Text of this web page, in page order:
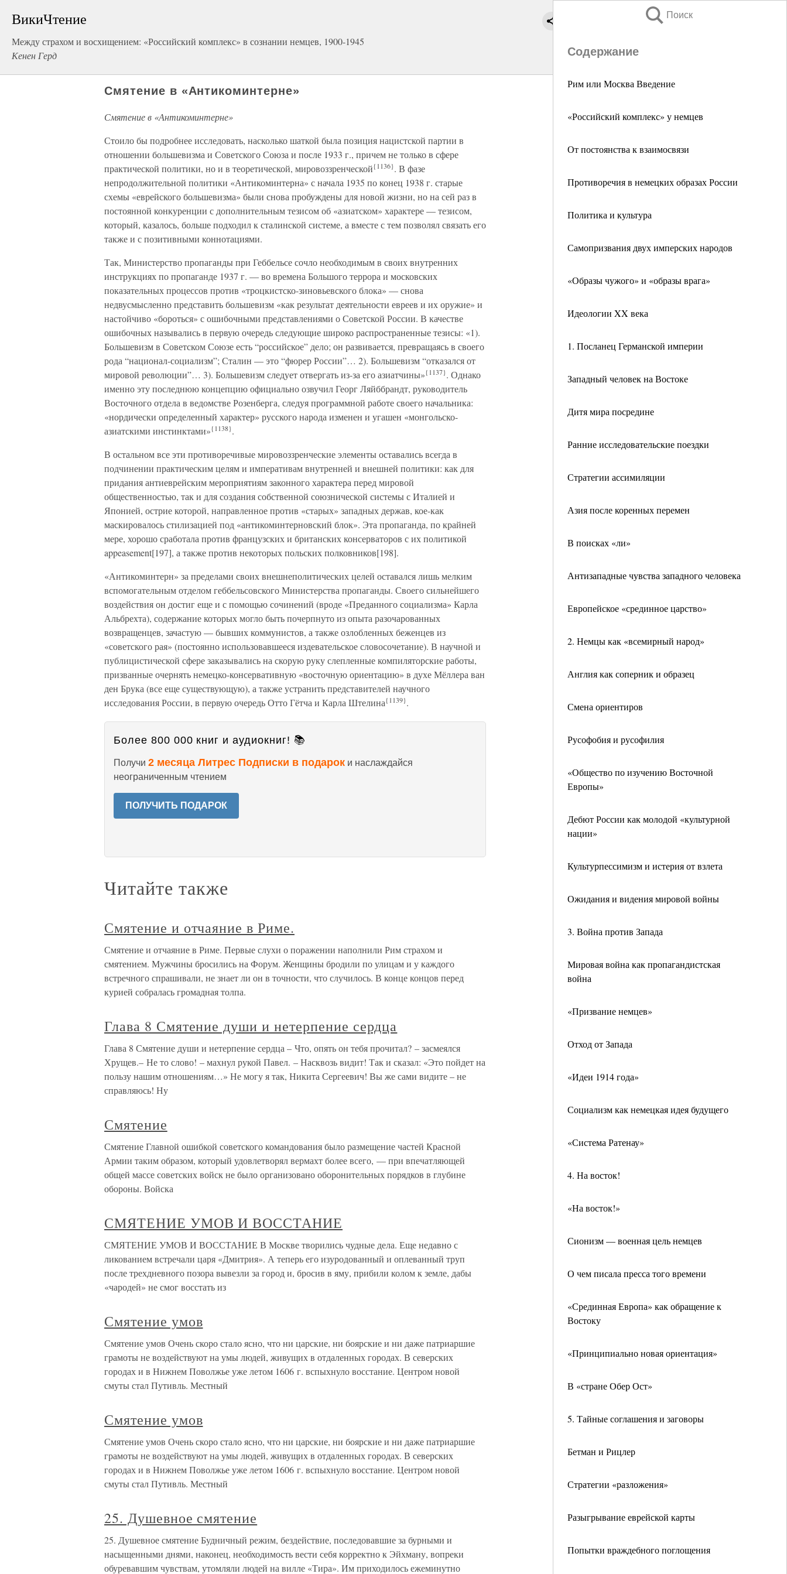
ВикиЧтение
Между страхом и восхищением: «Российский комплекс» в сознании немцев, 1900-1945
Кенен Герд
Поиск
Содержание
Рим или Москва Введение
«Российский комплекс» у немцев
От постоянства к взаимосвязи
Противоречия в немецких образах России
Политика и культура
Самопризвания двух имперских народов
«Образы чужого» и «образы врага»
Идеологии XX века
1. Посланец Германской империи
Западный человек на Востоке
Дитя мира посредине
Ранние исследовательские поездки
Стратегии ассимиляции
Азия после коренных перемен
В поисках «ли»
Антизападные чувства западного человека
Европейское «срединное царство»
2. Немцы как «всемирный народ»
Англия как соперник и образец
Смена ориентиров
Русофобия и русофилия
«Общество по изучению Восточной
Европы»
Дебют России как молодой «культурной
нации»
Культурпессимизм и истерия от взлета
Ожидания и видения мировой войны
3. Война против Запада
Мировая война как пропагандистская
война
«Призвание немцев»
Отход от Запада
«Идеи 1914 года»
Социализм как немецкая идея будущего
«Система Ратенау»
4. На восток!
«На восток!»
Сионизм — военная цель немцев
О чем писала пресса того времени
«Срединная Европа» как обращение к
Востоку
«Принципиально новая ориентация»
В «стране Обер Ост»
5. Тайные соглашения и заговоры
Бетман и Рицлер
Стратегии «разложения»
Разыгрывание еврейской карты
Попытки враждебного поглощения
Смятение в «Антикоминтерне»
Смятение в «Антикоминтерне»
Стоило бы подробнее исследовать, насколько шаткой была позиция нацистской партии в
отношении большевизма и Советского Союза и после 1933 г., причем не только в сфере
практической политики, но и в теоретической, мировоззренческой{1136}. В фазе
непродолжительной политики «Антикоминтерна» с начала 1935 по конец 1938 г. старые
схемы «еврейского большевизма» были снова пробуждены для новой жизни, но на сей раз в
постоянной конкуренции с дополнительным тезисом об «азиатском» характере — тезисом,
который, казалось, больше подходил к сталинской системе, а вместе с тем позволял связать его
также и с позитивными коннотациями.
Так, Министерство пропаганды при Геббельсе сочло необходимым в своих внутренних
инструкциях по пропаганде 1937 г. — во времена Большого террора и московских
показательных процессов против «троцкистско-зиновьевского блока» — снова
недвусмысленно представить большевизм «как результат деятельности евреев и их оружие» и
настойчиво «бороться» с ошибочными представлениями о Советской России. В качестве
ошибочных назывались в первую очередь следующие широко распространенные тезисы: «1).
Большевизм в Советском Союзе есть “российское” дело; он развивается, превращаясь в своего
рода “национал-социализм”; Сталин — это “фюрер России”… 2). Большевизм “отказался от
мировой революции”… 3). Большевизм следует отвергать из-за его азиатчины»{1137}. Однако
именно эту последнюю концепцию официально озвучил Георг Ляйббрандт, руководитель
Восточного отдела в ведомстве Розенберга, следуя программной работе своего начальника:
«нордически определенный характер» русского народа изменен и угашен «монгольско-
азиатскими инстинктами»{1138}.
В остальном все эти противоречивые мировоззренческие элементы оставались всегда в
подчинении практическим целям и императивам внутренней и внешней политики: как для
придания антиеврейским мероприятиям законного характера перед мировой
общественностью, так и для создания собственной союзнической системы с Италией и
Японией, острие которой, направленное против «старых» западных держав, кое-как
маскировалось стилизацией под «антикоминтерновский блок». Эта пропаганда, по крайней
мере, хорошо сработала против французских и британских консерваторов с их политикой
appeasement[197], а также против некоторых польских полковников[198].
«Антикоминтерн» за пределами своих внешнеполитических целей оставался лишь мелким
вспомогательным отделом геббельсовского Министерства пропаганды. Своего сильнейшего
воздействия он достиг еще и с помощью сочинений (вроде «Преданного социализма» Карла
Альбрехта), содержание которых могло быть почерпнуто из опыта разочарованных
возвращенцев, зачастую — бывших коммунистов, а также озлобленных беженцев из
«советского рая» (постоянно использовавшееся издевательское словосочетание). В научной и
публицистической сфере заказывались на скорую руку слепленные компиляторские работы,
призванные очернять немецко-консервативную «восточную ориентацию» в духе Мёллера ван
ден Брука (все еще существующую), а также устранить представителей научного
исследования России, в первую очередь Отто Гётча и Карла Штелина{1139}.
Более 800 000 книг и аудиокниг! 📚
Получи 2 месяца Литрес Подписки в подарок и наслаждайся
неограниченным чтением
ПОЛУЧИТЬ ПОДАРОК
Читайте также
Смятение и отчаяние в Риме.
Смятение и отчаяние в Риме. Первые слухи о поражении наполнили Рим страхом и
смятением. Мужчины бросились на Форум. Женщины бродили по улицам и у каждого
встречного спрашивали, не знает ли он в точности, что случилось. В конце концов перед
курией собралась громадная толпа.
Глава 8 Смятение души и нетерпение сердца
Глава 8 Смятение души и нетерпение сердца – Что, опять он тебя прочитал? – засмеялся
Хрущев.– Не то слово! – махнул рукой Павел. – Насквозь видит! Так и сказал: «Это пойдет на
пользу нашим отношениям…» Не могу я так, Никита Сергеевич! Вы же сами видите – не
справляюсь! Ну
Смятение
Смятение Главной ошибкой советского командования было размещение частей Красной
Армии таким образом, который удовлетворял вермахт более всего, — при впечатляющей
общей массе советских войск не было организовано оборонительных порядков в глубине
обороны. Войска
СМЯТЕНИЕ УМОВ И ВОССТАНИЕ
СМЯТЕНИЕ УМОВ И ВОССТАНИЕ В Москве творились чудные дела. Еще недавно с
ликованием встречали царя «Дмитрия». А теперь его изуродованный и оплеванный труп
после трехдневного позора вывезли за город и, бросив в яму, прибили колом к земле, дабы
«чародей» не смог восстать из
Смятение умов
Смятение умов Очень скоро стало ясно, что ни царские, ни боярские и ни даже патриаршие
грамоты не воздействуют на умы людей, живущих в отдаленных городах. В северских
городах и в Нижнем Поволжье уже летом 1606 г. вспыхнуло восстание. Центром новой
смуты стал Путивль. Местный
Смятение умов
Смятение умов Очень скоро стало ясно, что ни царские, ни боярские и ни даже патриаршие
грамоты не воздействуют на умы людей, живущих в отдаленных городах. В северских
городах и в Нижнем Поволжье уже летом 1606 г. вспыхнуло восстание. Центром новой
смуты стал Путивль. Местный
25. Душевное смятение
25. Душевное смятение Будничный режим, бездействие, последовавшие за бурными и
насыщенными днями, наконец, необходимость вести себя корректно к Эйхману, вопреки
обуревавшим чувствам, утомляли людей на вилле «Тира». Им приходилось ежеминутно